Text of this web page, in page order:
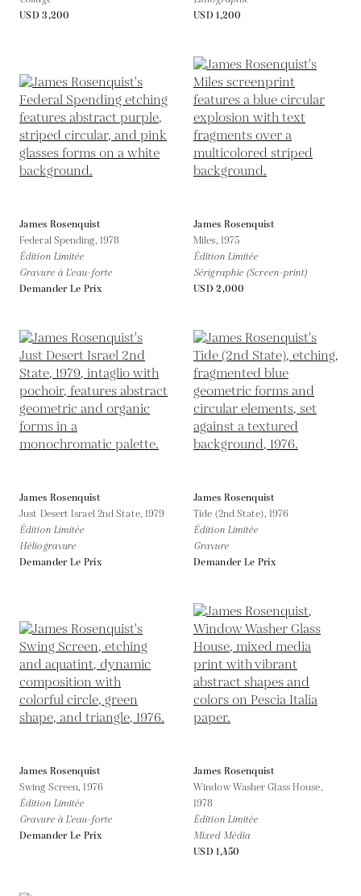
USD 3,200
USD 1,200
James Rosenquist
Federal Spending, 1978
Édition Limitée
Gravure à L'eau-forte
Demander Le Prix
James Rosenquist
Miles, 1975
Édition Limitée
Sérigraphie (Screen-print)
USD 2,000
James Rosenquist
Just Desert Israel 2nd State, 1979
Édition Limitée
Héliogravure
Demander Le Prix
James Rosenquist
Tide (2nd State), 1976
Édition Limitée
Gravure
Demander Le Prix
James Rosenquist
Swing Screen,1976
Édition Limitée
Gravure à L'eau-forte
Demander Le Prix
James Rosenquist
Window Washer Glass House,
1978
Édition Limitée
Mixed Média
USD 1,450